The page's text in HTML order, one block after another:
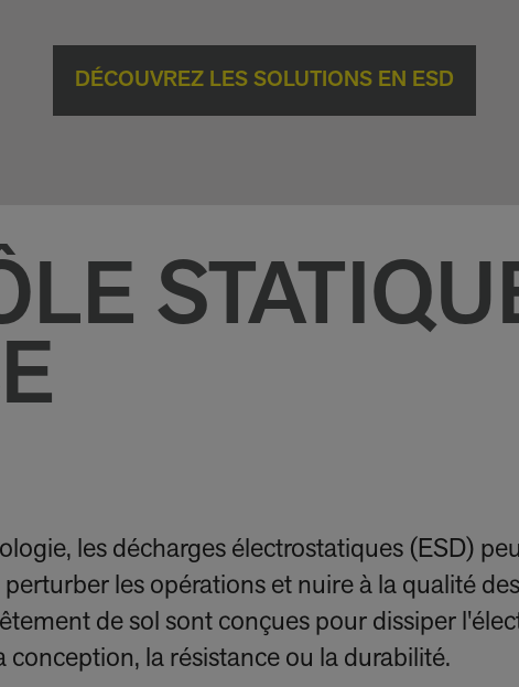
DÉCOUVREZ LES SOLUTIONS EN ESD
les décharges électrostatiques (ESD)
les opérations et nuire à la qualité des
de sol sont conçues pour dissiper
la résistance ou la durabilité.